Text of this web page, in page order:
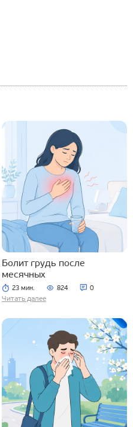
Болит грудь после
месячных
23 мин. 824 0
Читать далее